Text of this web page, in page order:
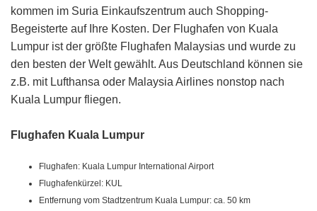
kommen im Suria Einkaufszentrum auch Shopping-
Begeisterte auf Ihre Kosten. Der Flughafen von Kuala
Lumpur ist der größte Flughafen Malaysias und wurde zu
den besten der Welt gewählt. Aus Deutschland können sie
z.B. mit Lufthansa oder Malaysia Airlines nonstop nach
Kuala Lumpur fliegen.
Flughafen Kuala Lumpur
Flughafen: Kuala Lumpur International Airport
Flughafenkürzel: KUL
Entfernung vom Stadtzentrum Kuala Lumpur: ca. 50 km